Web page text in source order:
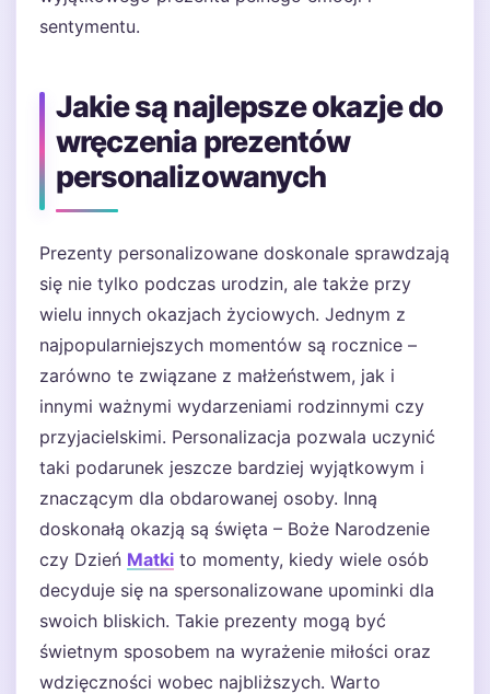
sentymentu.
Jakie są najlepsze okazje do
wręczenia prezentów
personalizowanych
Prezenty personalizowane doskonale sprawdzają
się nie tylko podczas urodzin, ale także przy
wielu innych okazjach życiowych. Jednym z
najpopularniejszych momentów są rocznice –
zarówno te związane z małżeństwem, jak i
innymi ważnymi wydarzeniami rodzinnymi czy
przyjacielskimi. Personalizacja pozwala uczynić
taki podarunek jeszcze bardziej wyjątkowym i
znaczącym dla obdarowanej osoby. Inną
doskonałą okazją są święta – Boże Narodzenie
czy Dzień Matki to momenty, kiedy wiele osób
decyduje się na spersonalizowane upominki dla
swoich bliskich. Takie prezenty mogą być
świetnym sposobem na wyrażenie miłości oraz
wdzięczności wobec najbliższych. Warto